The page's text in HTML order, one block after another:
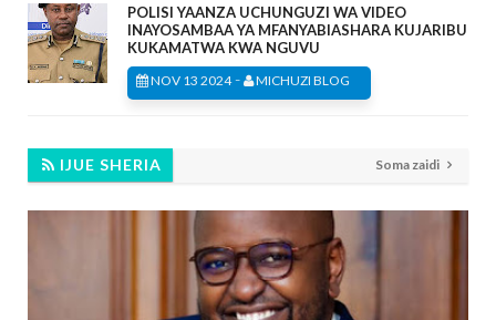
POLISI YAANZA UCHUNGUZI WA VIDEO
INAYOSAMBAA YA MFANYABIASHARA KUJARIBU
KUKAMATWA KWA NGUVU
NOV 13 2024- MICHUZI BLOG
IJUE SHERIA Soma zaidi